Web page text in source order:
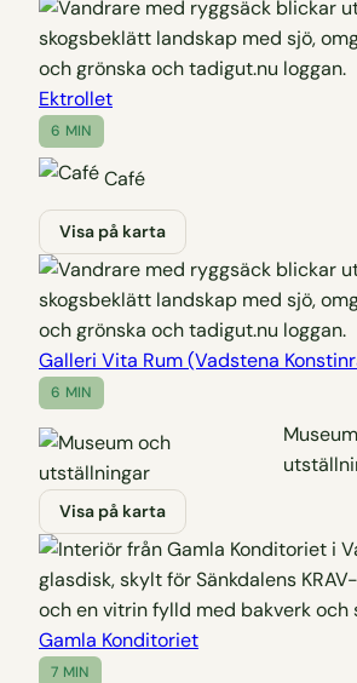
Ektrollet
6 MIN
Café
Visa på karta
Galleri Vita Rum (Vadstena
6 MIN
Visa på karta
Gamla Konditoriet
7 MIN